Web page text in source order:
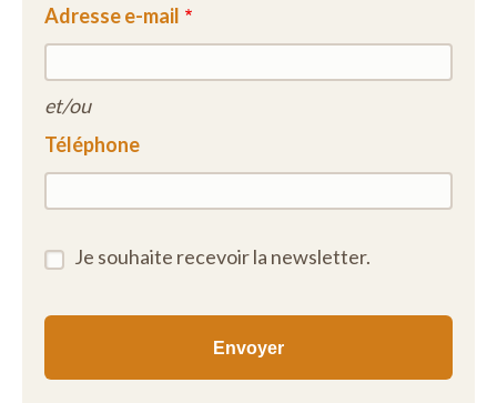
Adresse e-mail
et/ou
Téléphone
Je souhaite recevoir la newsletter.